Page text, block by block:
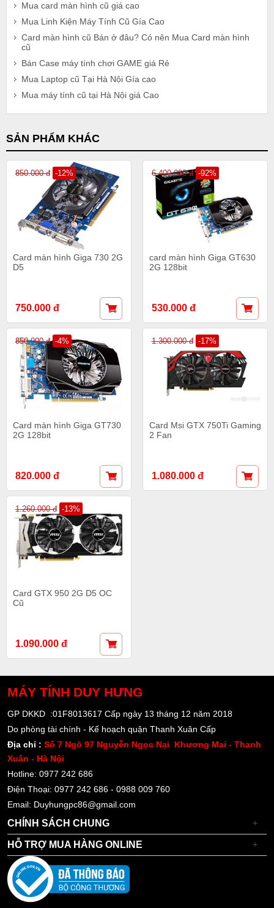
Mua card màn hình cũ giá cao
Mua Linh Kiện Máy Tính Cũ Gía Cao
Card màn hình cũ Bán ở đâu? Có nên Mua Card màn hình
cũ
Bán Case máy tính chơi GAME giá Rẻ
Mua Laptop cũ Tại Hà Nội Gía cao
Mua máy tính cũ tại Hà Nội giá Cao
SẢN PHẨM KHÁC
Card màn hình Giga 730 2G
D5
750.000 đ
850.000 đ -12%
card màn hình Giga GT630
2G 128bit
530.000 đ
6.400.000 đ -92%
Card màn hình Giga GT730
2G 128bit
820.000 đ
850.000 đ -4%
Card Msi GTX 750Ti Gaming
2 Fan
1.080.000 đ
1.300.000 đ -17%
Card GTX 950 2G D5 OC
Cũ
1.090.000 đ
1.260.000 đ -13%
MÁY TÍNH DUY HƯNG
GP DKKD :01F8013617 Cấp ngày 13 tháng 12 năm 2018
Do phòng tài chính - Kế hoạch quận Thanh Xuân Cấp
Địa chỉ : Số 7 Ngõ 97 Nguyễn Ngọc Nại Khương Mai - Thanh
Xuân - Hà Nội
Hotline: 0977 242 686
Điện Thoại: 0977 242 686 - 0988 009 760
Email: Duyhungpc86@gmail.com
CHÍNH SÁCH CHUNG +
HỖ TRỢ MUA HÀNG ONLINE +